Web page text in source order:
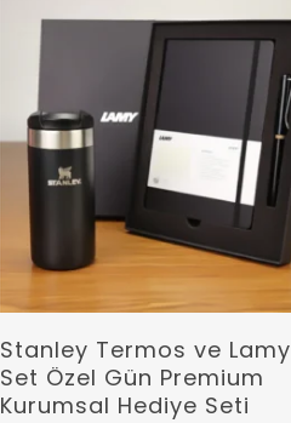
Devamını Oku
Stanley Termos ve Lamy
Set Özel Gün Premium
Kurumsal Hediye Seti